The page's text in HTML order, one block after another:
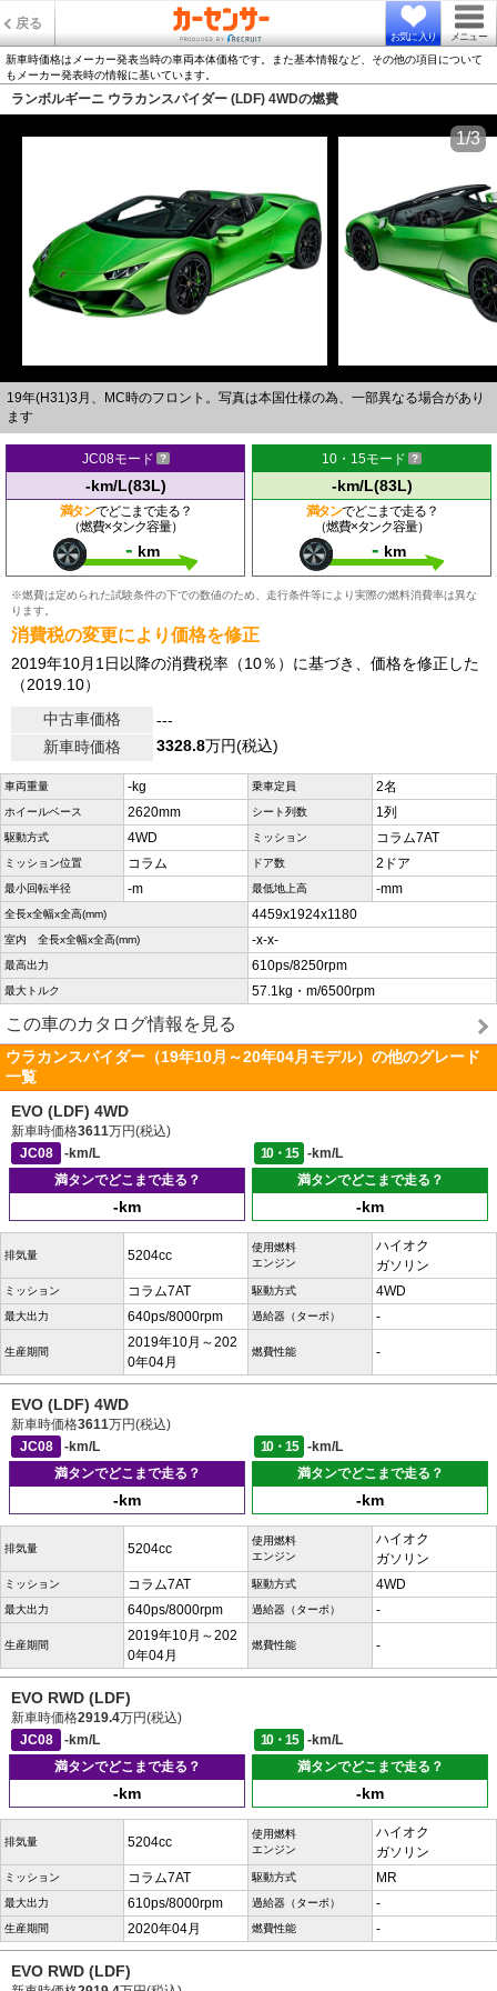
戻る
お気に入り メニュー
新車時価格はメーカー発表当時の車両本体価格です。また基本情報など、その他の項目について
もメーカー発表時の情報に基いています。
ランボルギーニ ウラカンスパイダー (LDF) 4WDの燃費
19年(H31)3月、MC時のフロント。写真は本国仕様の為、一部異なる場合があり
ます
1/3
JC08モード
-km/L(83L)
満タンでどこまで走る？
（燃費×タンク容量）
- km
10・15モード
-km/L(83L)
満タンでどこまで走る？
（燃費×タンク容量）
- km
※燃費は定められた試験条件の下での数値のため、走行条件等により実際の燃料消費率は異な
ります。
消費税の変更により価格を修正
2019年10月1日以降の消費税率（10％）に基づき、価格を修正した
（2019.10）
中古車価格
---
新車時価格
3328.8万円(税込)
車両重量 -kg 乗車定員 2名
ホイールベース 2620mm シート列数 1列
駆動方式 4WD ミッション コラム7AT
ミッション位置 コラム ドア数 2ドア
最小回転半径 -m 最低地上高 -mm
全長x全幅x全高(mm) 4459x1924x1180
室内 全長x全幅x全高(mm) -x-x-
最高出力 610ps/8250rpm
最大トルク 57.1kg・m/6500rpm
この車のカタログ情報を見る
ウラカンスパイダー（19年10月～20年04月モデル）の他のグレード
一覧
EVO (LDF) 4WD
新車時価格3611万円(税込)
JC08
-km/L 10・15
-km/L
満タンでどこまで走る？
-km
満タンでどこまで走る？
-km
排気量 5204cc
使用燃料
エンジン
ハイオク
ガソリン
ミッション コラム7AT 駆動方式 4WD
最大出力 640ps/8000rpm 過給器（ターボ） -
生産期間
2019年10月～202
0年04月
燃費性能 -
EVO (LDF) 4WD
新車時価格3611万円(税込)
JC08
-km/L 10・15
-km/L
満タンでどこまで走る？
-km
満タンでどこまで走る？
-km
排気量 5204cc
使用燃料
エンジン
ハイオク
ガソリン
ミッション コラム7AT 駆動方式 4WD
最大出力 640ps/8000rpm 過給器（ターボ） -
生産期間
2019年10月～202
0年04月
燃費性能 -
EVO RWD (LDF)
新車時価格2919.4万円(税込)
JC08
-km/L 10・15
-km/L
満タンでどこまで走る？
-km
満タンでどこまで走る？
-km
排気量 5204cc
使用燃料
エンジン
ハイオク
ガソリン
ミッション コラム7AT 駆動方式 MR
最大出力 610ps/8000rpm 過給器（ターボ） -
生産期間 2020年04月 燃費性能 -
EVO RWD (LDF)